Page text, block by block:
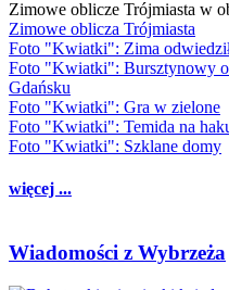
Zimowe oblicze Trójmiasta w
Zimowe oblicza Trójmiasta
Foto "Kwiatki": Zima
Foto "Kwiatki": Bursztynowy
Gdańsku
Foto "Kwiatki": Gra w zielone
Foto "Kwiatki": Temida na
Foto "Kwiatki": Szklane domy
więcej ...
Wiadomości z Wybrzeża